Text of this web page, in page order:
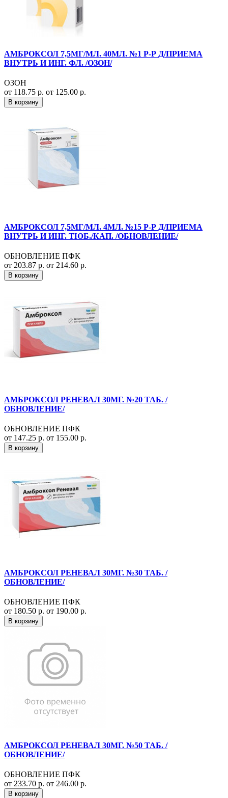
АМБРОКСОЛ 7,5МГ/МЛ. 40МЛ. №1 Р-Р Д/ПРИЕМА
ВНУТРЬ И ИНГ. ФЛ. /ОЗОН/
ОЗОН
от 118.75 р. от 125.00 р.
В корзину
АМБРОКСОЛ 7,5МГ/МЛ. 4МЛ. №15 Р-Р Д/ПРИЕМА
ВНУТРЬ И ИНГ. ТЮБ./КАП. /ОБНОВЛЕНИЕ/
ОБНОВЛЕНИЕ ПФК
от 203.87 р. от 214.60 р.
В корзину
АМБРОКСОЛ РЕНЕВАЛ 30МГ. №20 ТАБ. /
ОБНОВЛЕНИЕ/
ОБНОВЛЕНИЕ ПФК
от 147.25 р. от 155.00 р.
В корзину
АМБРОКСОЛ РЕНЕВАЛ 30МГ. №30 ТАБ. /
ОБНОВЛЕНИЕ/
ОБНОВЛЕНИЕ ПФК
от 180.50 р. от 190.00 р.
В корзину
АМБРОКСОЛ РЕНЕВАЛ 30МГ. №50 ТАБ. /
ОБНОВЛЕНИЕ/
ОБНОВЛЕНИЕ ПФК
от 233.70 р. от 246.00 р.
В корзину